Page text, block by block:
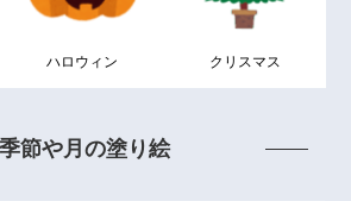
ハロウィン クリスマス
季節や月の塗り絵